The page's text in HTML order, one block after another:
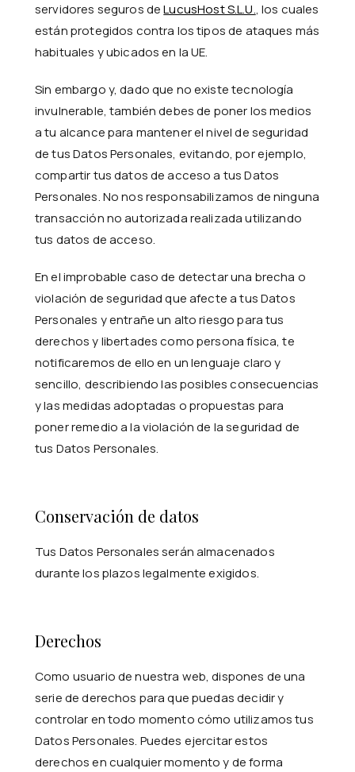
servidores seguros deLucusHost S.L.U., los cuales
están protegidos contra los tipos de ataques más
habituales y ubicados en la UE.
Sin embargo y, dado que no existe tecnología
invulnerable, también debes de poner los medios
a tu alcance para mantener el nivel de seguridad
de tus Datos Personales, evitando, por ejemplo,
compartir tus datos de acceso a tus Datos
Personales. No nos responsabilizamos de ninguna
transacción no autorizada realizada utilizando
tus datos de acceso.
En el improbable caso de detectar una brecha o
violación de seguridad que afecte a tus Datos
Personales y entrañe un alto riesgo para tus
derechos y libertades como persona física, te
notificaremos de ello en un lenguaje claro y
sencillo, describiendo las posibles consecuencias
y las medidas adoptadas o propuestas para
poner remedio a la violación de la seguridad de
tus Datos Personales.
Conservación de datos
Tus Datos Personales serán almacenados
durante los plazos legalmente exigidos.
Derechos
Como usuario de nuestra web, dispones de una
serie de derechos para que puedas decidir y
controlar en todo momento cómo utilizamos tus
Datos Personales. Puedes ejercitar estos
derechos en cualquier momento y de forma